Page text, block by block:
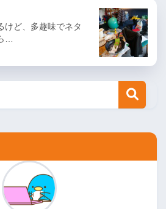
けど、多趣味でネタ
…